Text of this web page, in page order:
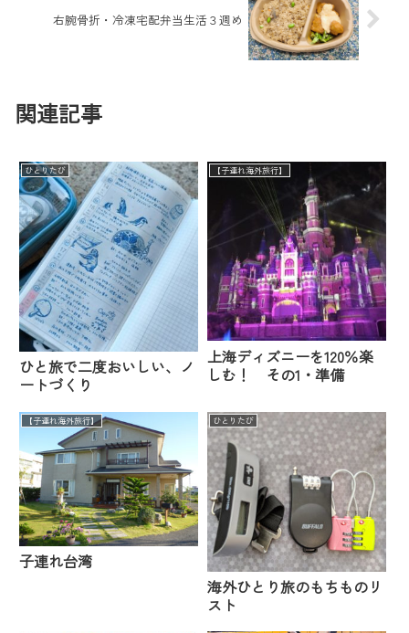
右腕骨折・冷凍宅配弁当生活３週め
関連記事
ひとりたび
ひと旅で二度おいしい、ノ
ートづくり
【子連れ海外旅行】
上海ディズニーを120％楽
しむ！ その1・準備
【子連れ海外旅行】
子連れ台湾
ひとりたび
海外ひとり旅のもちものリ
スト